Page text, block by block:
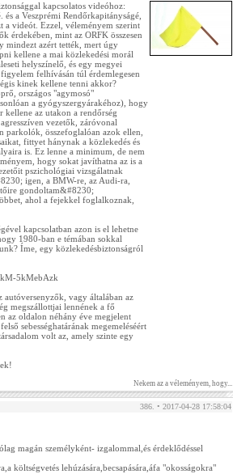
kapcsolatos videóhoz:
a Veszprémi Rendőrkapitányságé,
a videót. Ezzel, véleményem szerint
érdekében, mint az ORFK összesen
mindezt azért tették, mert úgy
kellene a mai közlekedési morál
helyszínelő, és egy megyei
felhívásán túl érdemlegesen
kinek kellene tenni akkor?
országos "agymosó"
a gyógyszergyárakéhoz), hogy
kellene az utakon a rendőrség
vezetők, záróvonal
parkolók, összefoglalóan azok ellen,
fittyet hánynak a közlekedés és
is. Ez lenne a minimum, de nem
hogy sokat javíthatna az is a
pszichológiai vizsgálatnak
igen, a BMW-re, az Audi-ra,
gondoltam&#8230;
ahol a fejekkel foglalkoznak,
kapcsolatban azon is el lehetne
1980-ban e témában sokkal
Íme, egy közlekedésbiztonságról
5kMebAzk
vagy általában az
megszállottjai lennének a fő
az oldalon néhány éve megjelent
sebességhatárának megemeléséért
volt az, amely szinte egy
Nekem az a véleményem, hogy...
386. • 2017-04-28 17:58:04
magán személyként- izgalommal,és érdeklődéssel
költségvetés lehúzására,becsapására,áfa "okosságokra"